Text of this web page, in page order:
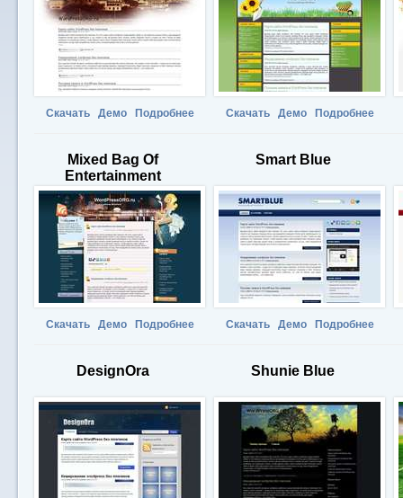
Скачать Демо Подробнее Скачать Демо Подробнее
Mixed Bag Of
Entertainment
Скачать Демо Подробнее
Smart Blue
Скачать Демо Подробнее
DesignOra Shunie Blue